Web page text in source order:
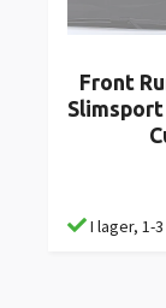
Front
I lager, 1-